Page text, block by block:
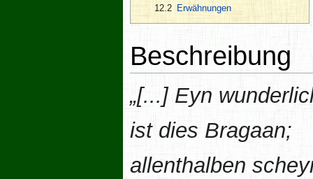
12.2
Erwähnungen
Beschreibung
„[...] Eyn
ist dies Bragaan;
allenthalben